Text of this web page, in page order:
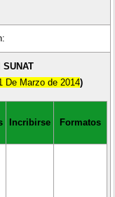
De Marzo de 2014)
Incribirse Formatos